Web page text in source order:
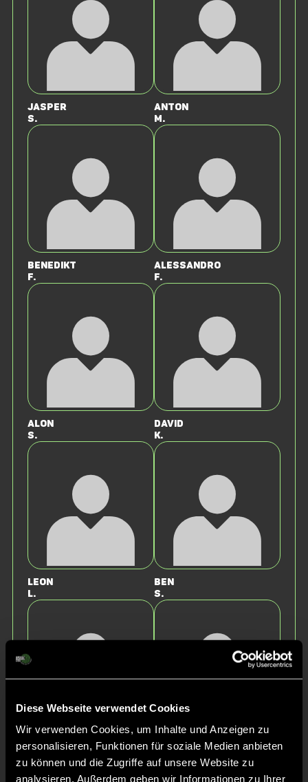
Diese Webseite verwendet Cookies
Wir verwenden Cookies, um Inhalte und Anzeigen zu
personalisieren, Funktionen für soziale Medien anbieten
zu können und die Zugriffe auf unsere Website zu
analysieren. Außerdem geben wir Informationen zu Ihrer
Jasper
S.
Anton
M.
Benedikt
F.
Alessandro
F.
Alon
S.
David
K.
Leon
L.
Ben
S.
Lukas
K.
Paul
S.